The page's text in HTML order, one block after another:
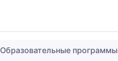
Образовательные программы